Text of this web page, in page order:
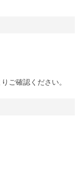
ご確認ください。